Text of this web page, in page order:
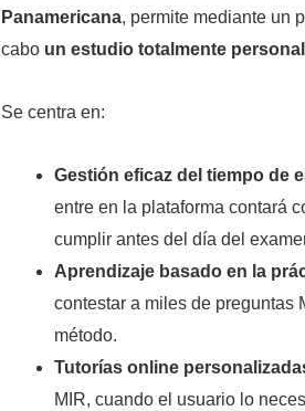
Panamericana, permite mediante un
caboun estudio totalmente
Se centra en:
Gestión eficaz del tiempo de
entre en la plataforma contará
cumplir antes del día del
Aprendizaje basado en la
contestar a miles de preguntas
método.
Tutorías online
MIR, cuando el usuario lo